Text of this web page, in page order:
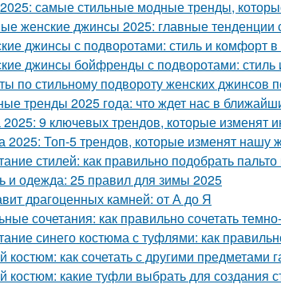
самые стильные модные тренды,
женские джинсы 2025: главные тенденции
джинсы с подворотами: стиль и комфорт
джинсы бойфренды с подворотами: стиль
по стильному подвороту женских джинсов
тренды 2025 года: что ждет нас в
9 ключевых трендов, которые изменят
2025: Топ-5 трендов, которые изменят нашу
стилей: как правильно подобрать
и одежда: 25 правил для зимы 2025
драгоценных камней: от А до Я
сочетания: как правильно сочетать
синего костюма с туфлями: как
костюм: как сочетать с другими предметами
костюм: какие туфли выбрать для создания